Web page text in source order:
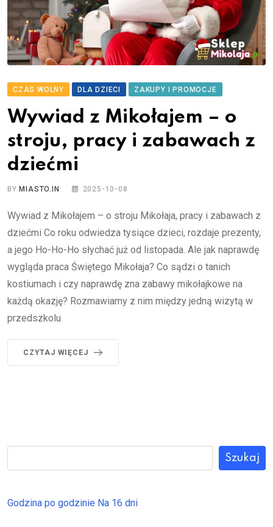
CZAS WOLNY DLA DZIECI ZAKUPY I PROMOCJE
Wywiad z Mikołajem – o
stroju, pracy i zabawach z
dziećmi
BYMIASTO.IN 2025-10-08
Wywiad z Mikołajem – o stroju Mikołaja, pracy i zabawach z
dziećmi Co roku odwiedza tysiące dzieci, rozdaje prezenty,
a jego Ho-Ho-Ho słychać już od listopada. Ale jak naprawdę
wygląda praca Świętego Mikołaja? Co sądzi o tanich
kostiumach i czy naprawdę zna zabawy mikołajkowe na
każdą okazję? Rozmawiamy z nim między jedną wizytą w
przedszkolu
CZYTAJ WIĘCEJ
Szukaj
Godzina po godzinie Na 16 dni